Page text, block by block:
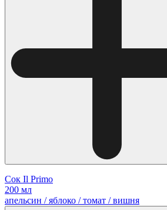
Сок Il Primo
200 мл
апельсин / яблоко / томат / вишня